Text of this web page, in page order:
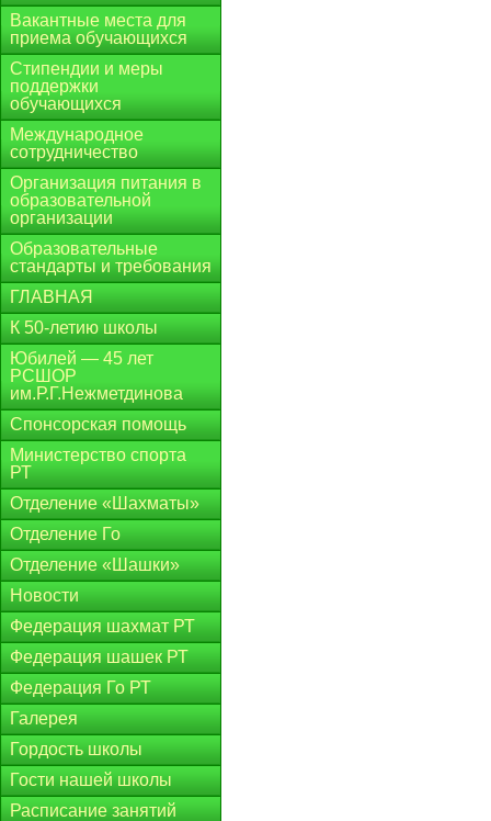
Вакантные места для
приема обучающихся
Стипендии и меры
поддержки
обучающихся
Международное
сотрудничество
Организация питания в
образовательной
организации
Образовательные
стандарты и требования
ГЛАВНАЯ
К 50-летию школы
Юбилей — 45 лет
РСШОР
им.Р.Г.Нежметдинова
Спонсорская помощь
Министерство спорта
РТ
Отделение «Шахматы»
Отделение Го
Отделение «Шашки»
Новости
Федерация шахмат РТ
Федерация шашек РТ
Федерация Го РТ
Галерея
Гордость школы
Гости нашей школы
Расписание занятий